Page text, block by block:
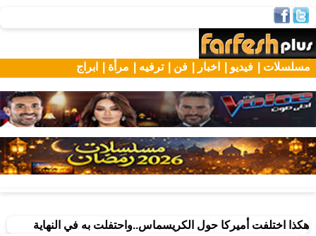
مسلسلات | فيديو | اخبار | فن | ترفيه | مرأة | ابراج
هكذا اختلفت أميركا حول الكريسماس..واحتفلت به في النهاية